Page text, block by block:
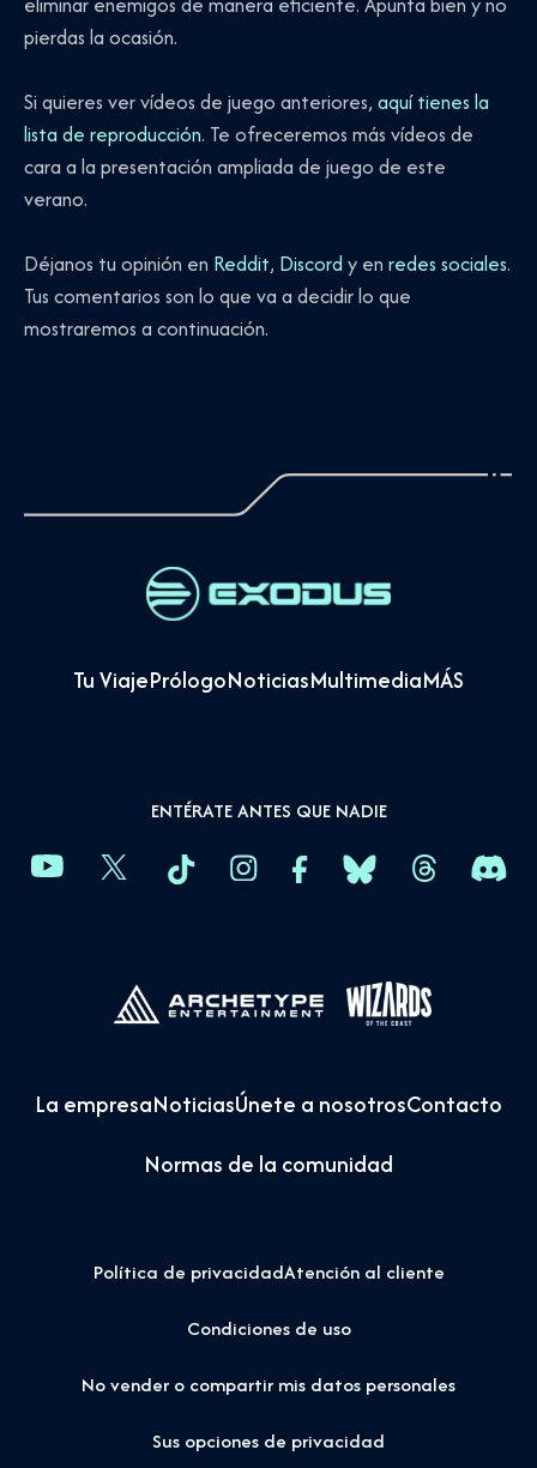
pierdas la ocasión.
Si quieres ver vídeos de juego anteriores, aquí tienes la
lista de reproducción. Te ofreceremos más vídeos de
cara a la presentación ampliada de juego de este
verano.
Déjanos tu opinión en Reddit, Discord y en redes sociales.
Tus comentarios son lo que va a decidir lo que
mostraremos a continuación.
Tu ViajePrólogoNoticiasMultimediaMÁS
ENTÉRATE ANTES QUE NADIE
La empresaNoticiasÚnete a nosotrosContacto
Normas de la comunidad
Política de privacidadAtención al cliente
Condiciones de uso
No vender o compartir mis datos personales
Sus opciones de privacidad